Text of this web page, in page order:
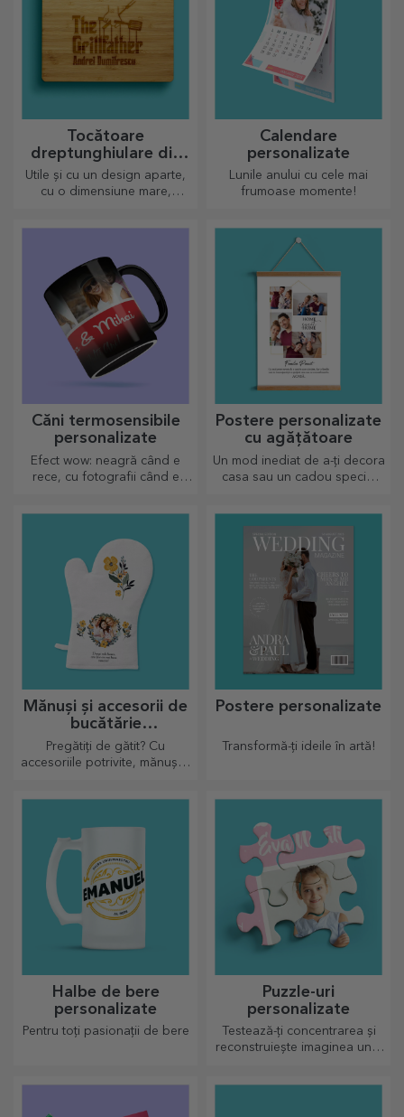
Tocătoare
dreptunghiulare din
bambus
Utile și cu un design aparte,
cu o dimensiune mare,
în bucătărie.
Calendare
personalizate
Lunile anului cu cele mai
frumoase momente!
Căni termosensibile
personalizate
Efect wow: neagră când e
rece, cu fotografii când e
Postere personalizate
cu agățătoare
Un mod inediat de a-ți decora
casa sau un cadou special
Mănuși și accesorii de
bucătărie
personalizate
Pregătiți de gătit? Cu
accesoriile potrivite, mănușile
Postere personalizate
Transformă-ți ideile în artă!
Halbe de bere
personalizate
Pentru toți pasionații de bere
Puzzle-uri
personalizate
Testează-ți concentrarea și
reconstruiește imaginea unui